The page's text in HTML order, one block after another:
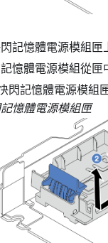
記憶體電源模組匣
憶體電源模組從匣
閃記憶體電源模組
憶體電源模組匣